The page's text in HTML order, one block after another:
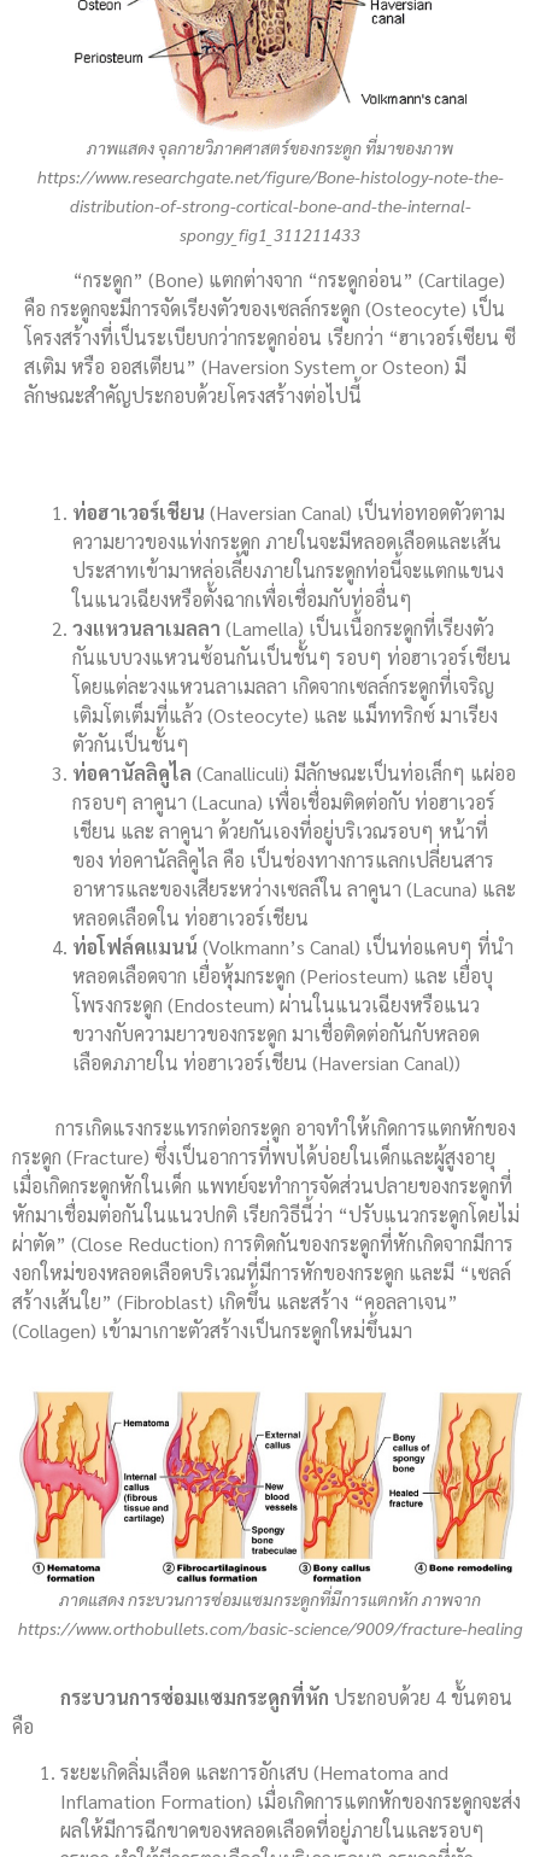
ภาพแสดง จุลกายวิภาคศาสตร์ของกระดูก ที่มาของภาพ
https://www.researchgate.net/figure/Bone-histology-note-the-
distribution-of-strong-cortical-bone-and-the-internal-
spongy_fig1_311211433
“กระดูก” (Bone) แตกต่างจาก “กระดูกอ่อน” (Cartilage)
คือ กระดูกจะมีการจัดเรียงตัวของเซลล์กระดูก (Osteocyte) เป็น
โครงสร้างที่เป็นระเบียบกว่ากระดูกอ่อน เรียกว่า “ฮาเวอร์เซียน ซี
สเติม หรือ ออสเตียน” (Haversion System or Osteon) มี
ลักษณะสำคัญประกอบด้วยโครงสร้างต่อไปนี้
ท่อฮาเวอร์เชียน (Haversian Canal) เป็นท่อทอดตัวตาม
ความยาวของแท่งกระดูก ภายในจะมีหลอดเลือดและเส้น
ประสาทเข้ามาหล่อเลี้ยงภายในกระดูกท่อนี้จะแตกแขนง
ในแนวเฉียงหรือตั้งฉากเพื่อเชื่อมกับท่ออื่นๆ
วงแหวนลาเมลลา (Lamella) เป็นเนื้อกระดูกที่เรียงตัว
กันแบบวงแหวนซ้อนกันเป็นชั้นๆ รอบๆ ท่อฮาเวอร์เชียน
โดยแต่ละวงแหวนลาเมลลา เกิดจากเซลล์กระดูกที่เจริญ
เติมโตเต็มที่แล้ว (Osteocyte) และ แม็ททริกซ์ มาเรียง
ตัวกันเป็นชั้นๆ
ท่อคานัลลิคูไล (Canalliculi) มีลักษณะเป็นท่อเล็กๆ แผ่ออ
กรอบๆ ลาคูนา (Lacuna) เพื่อเชื่อมติดต่อกับ ท่อฮาเวอร์
เชียน และ ลาคูนา ด้วยกันเองที่อยู่บริเวณรอบๆ หน้าที่
ของ ท่อคานัลลิคูไล คือ เป็นช่องทางการแลกเปลี่ยนสาร
อาหารและของเสียระหว่างเซลล์ใน ลาคูนา (Lacuna) และ
หลอดเลือดใน ท่อฮาเวอร์เชียน
ท่อโฟล์คแมนน์ (Volkmann’s Canal) เป็นท่อแคบๆ ที่นำ
หลอดเลือดจาก เยื่อหุ้มกระดูก (Periosteum) และ เยื่อบุ
โพรงกระดูก (Endosteum) ผ่านในแนวเฉียงหรือแนว
ขวางกับความยาวของกระดูก มาเชื่อติดต่อกันกับหลอด
เลือดภภายใน ท่อฮาเวอร์เชียน (Haversian Canal))
การเกิดแรงกระแทรกต่อกระดูก อาจทำให้เกิดการแตกหักของ
กระดูก (Fracture) ซึ่งเป็นอาการที่พบได้บ่อยในเด็กและผู้สูงอายุ
เมื่อเกิดกระดูกหักในเด็ก แพทย์จะทำการจัดส่วนปลายของกระดูกที่
หักมาเชื่อมต่อกันในแนวปกติ เรียกวิธีนี้ว่า “ปรับแนวกระดูกโดยไม่
ผ่าตัด” (Close Reduction) การติดกันของกระดูกที่หักเกิดจากมีการ
งอกใหม่ของหลอดเลือดบริเวณที่มีการหักของกระดูก และมี “เซลล์
สร้างเส้นใย” (Fibroblast) เกิดขึ้น และสร้าง “คอลลาเจน”
(Collagen) เข้ามาเกาะตัวสร้างเป็นกระดูกใหม่ขึ้นมา
ภาดแสดง กระบวนการซ่อมแซมกระดูกที่มีการแตกหัก ภาพจาก
https://www.orthobullets.com/basic-science/9009/fracture-healing
กระบวนการซ่อมแซมกระดูกที่หัก ประกอบด้วย 4 ขั้นตอน
คือ
ระยะเกิดลิ่มเลือด และการอักเสบ (Hematoma and
Inflamation Formation) เมื่อเกิดการแตกหักของกระดูกจะส่ง
ผลให้มีการฉีกขาดของหลอดเลือดที่อยู่ภายในและรอบๆ